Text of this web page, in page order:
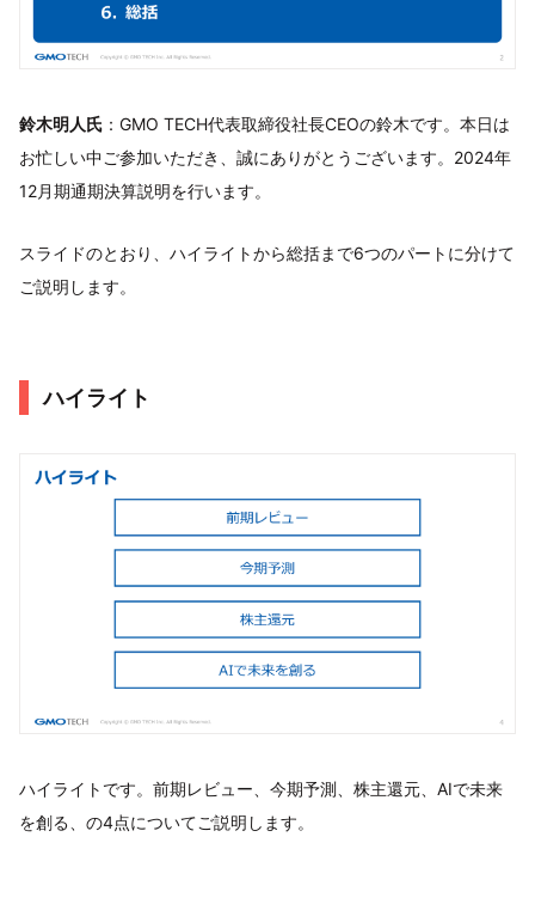
鈴木明人氏 ：GMO TECH代表取締役社長CEOの鈴木です。本日は
お忙しい中ご参加いただき、誠にありがとうございます。2024年
12月期通期決算説明を行います。
スライドのとおり、ハイライトから総括まで6つのパートに分けて
ご説明します。
ハイライト
ハイライトです。前期レビュー、今期予測、株主還元、AIで未来
を創る、の4点についてご説明します。